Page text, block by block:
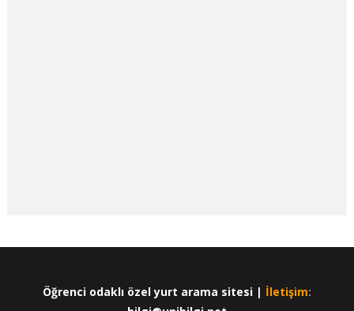
Öğrenci odaklı özel yurt arama sitesi | İletişim: